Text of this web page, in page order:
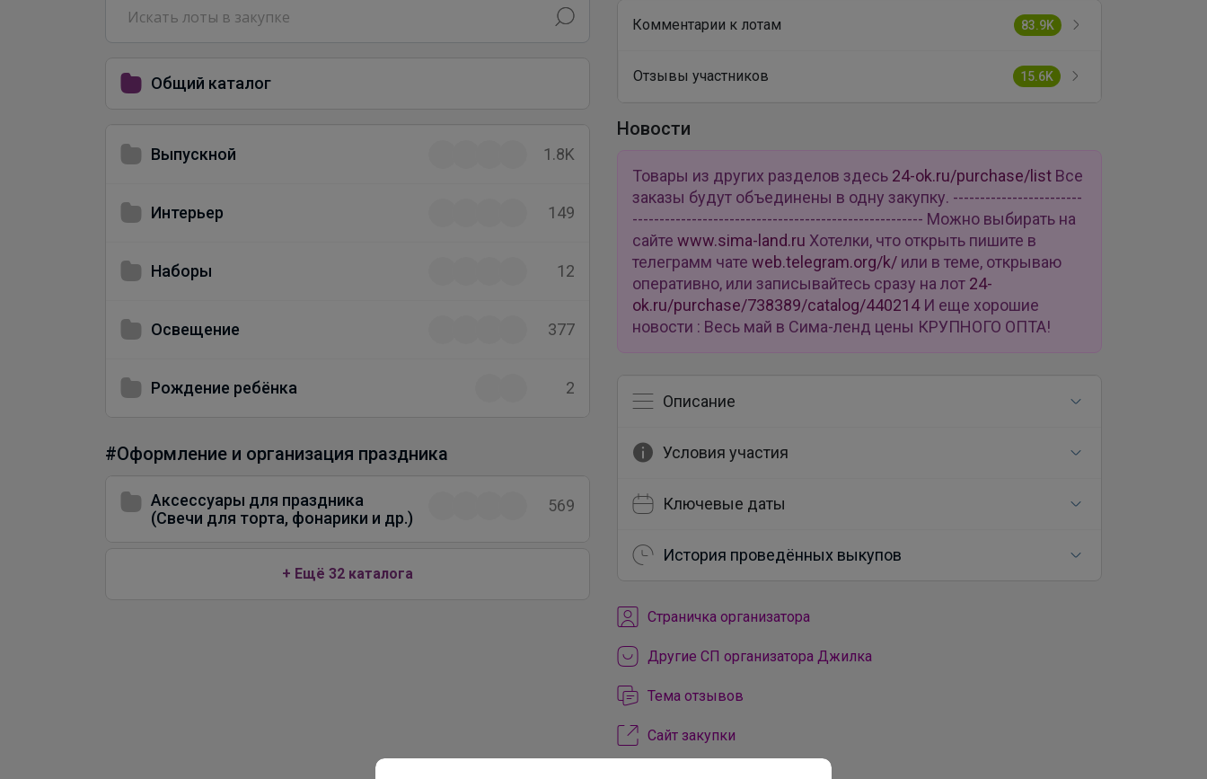
Общий каталог
Выпускной 1.8K
Интерьер 149
Наборы 12
Освещение 377
Рождение ребёнка 2
#Оформление и организация праздника
Аксессуары для праздника
(Свечи для торта, фонарики и др.)
569
+ Ещё 32 каталога
Комментарии к лотам 83.9K
Отзывы участников 15.6K
Новости
Товары из других разделов здесь 24-ok.ru/purchase/list Все
заказы будут объединены в одну закупку. ------------------------
------------------------------------------------------ Можно выбирать на
сайте www.sima-land.ru Хотелки, что открыть пишите в
телеграмм чате web.telegram.org/k/ или в теме, открываю
оперативно, или записывайтесь сразу на лот 24-
ok.ru/purchase/738389/catalog/440214И еще хорошие
новости : Весь май в Сима-ленд цены КРУПНОГО ОПТА!
Описание
Условия участия
Ключевые даты
История проведённых выкупов
Cтраничка организатора
Другие СП организатора Джилка
Тема отзывов
Сайт закупки